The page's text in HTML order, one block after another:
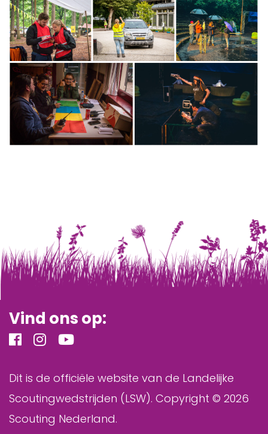
Vind ons op:
Dit is de officiële website van de Landelijke
Scoutingwedstrijden (LSW). Copyright © 2026
Scouting Nederland.